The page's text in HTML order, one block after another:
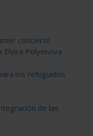
concierto
Elvira Polyenova
los refugiados
de las